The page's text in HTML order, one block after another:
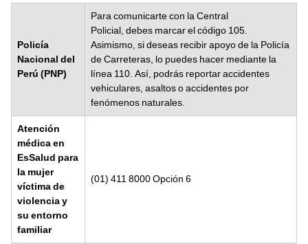
Policía
Nacional del
Perú (PNP)
Para comunicarte con la Central
Policial, debes marcar el código 105.
Asimismo, si deseas recibir apoyo de la Policía
de Carreteras, lo puedes hacer mediante la
línea 110. Así, podrás reportar accidentes
vehiculares, asaltos o accidentes por
fenómenos naturales.
Atención
médica en
EsSalud para
la mujer
víctima de
violencia y
su entorno
familiar
(01) 411 8000 Opción 6